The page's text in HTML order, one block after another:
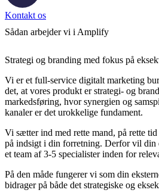
Kontakt os
Sådan arbejdervi i Amplify
Strategi og branding med fokus på
Vi er et full-service digitalt marketing
det, at vores produkt er strategi- og
markedsføring, hvor synergien og
kanaler er det urokkelige fundament.
Vi sætter ind med rette mand, på rette
på indsigt i din forretning. Derfor vil din
et team af 3-5 specialister inden for
På den måde fungerer vi som din
bidrager på både det strategiske og